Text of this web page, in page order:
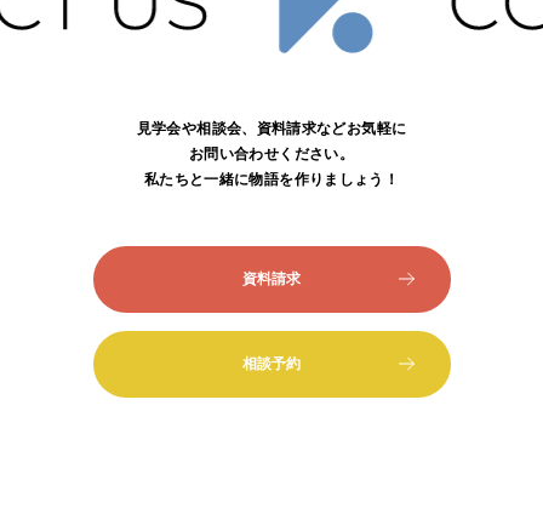
見学会や相談会、資料請求などお気軽に
お問い合わせください。
私たちと一緒に物語を作りましょう！
資料請求
相談予約